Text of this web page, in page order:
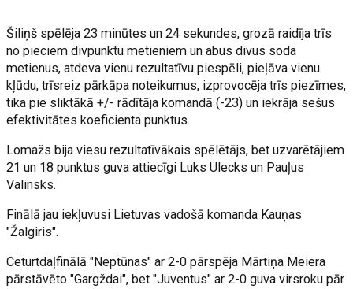
Šiliņš spēlēja 23 minūtes un 24 sekundes, grozā raidīja trīs
no pieciem divpunktu metieniem un abus divus soda
metienus, atdeva vienu rezultatīvu piespēli, pieļāva vienu
kļūdu, trīsreiz pārkāpa noteikumus, izprovocēja trīs piezīmes,
tika pie sliktākā +/- rādītāja komandā (-23) un iekrāja sešus
efektivitātes koeficienta punktus.
Lomažs bija viesu rezultatīvākais spēlētājs, bet uzvarētājiem
21 un 18 punktus guva attiecīgi Luks Ulecks un Pauļus
Valinsks.
Finālā jau iekļuvusi Lietuvas vadošā komanda Kauņas
"Žalgiris".
Ceturtdaļfinālā "Neptūnas" ar 2-0 pārspēja Mārtiņa Meiera
pārstāvēto "Gargždai", bet "Juventus" ar 2-0 guva virsroku pār